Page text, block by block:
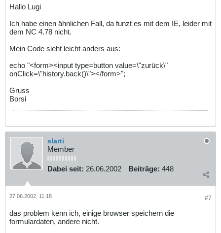
Hallo Lugi
Ich habe einen ähnlichen Fall, da funzt es mit dem IE, leider mit
dem NC 4.78 nicht.
Mein Code sieht leicht anders aus:
echo "<form><input type=button value=\"zurück\"
onClick=\"history.back()\"></form>";
Gruss
Borsi
slarti
Member
Dabei seit: 26.06.2002 Beiträge: 448
#7
27.06.2002, 11:18
das problem kenn ich, einige browser speichern die
formulardaten, andere nicht.